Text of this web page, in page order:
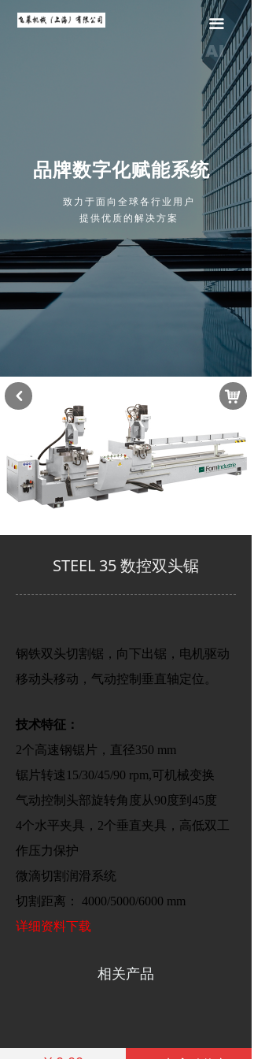
致力于面向全球各行业用户
提供优质的解决方案
品牌数字化赋能系统
끀
STEEL 35 数控双头锯
钢铁双头切割锯，向下出锯，电机驱动
移动头移动，气动控制垂直轴定位。
技术特征：
2个高速钢锯片，直径350 mm
锯片转速15/30/45/90 rpm,可机械变换
气动控制头部旋转角度从90度到45度
4个水平夹具，2个垂直夹具，高低双工
作压力保护
微滴切割润滑系统
切割距离： 4000/5000/6000 mm
详细资料下载
相关产品
낙
낒